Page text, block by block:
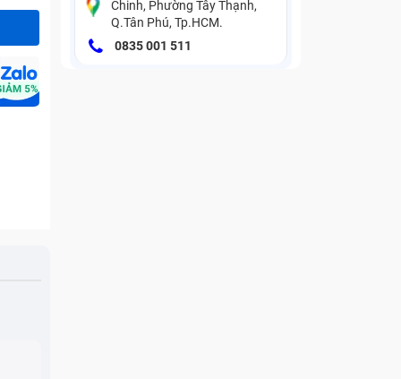
Chinh, Phường Tây Thạnh,
Q.Tân Phú, Tp.HCM.
0835 001 511